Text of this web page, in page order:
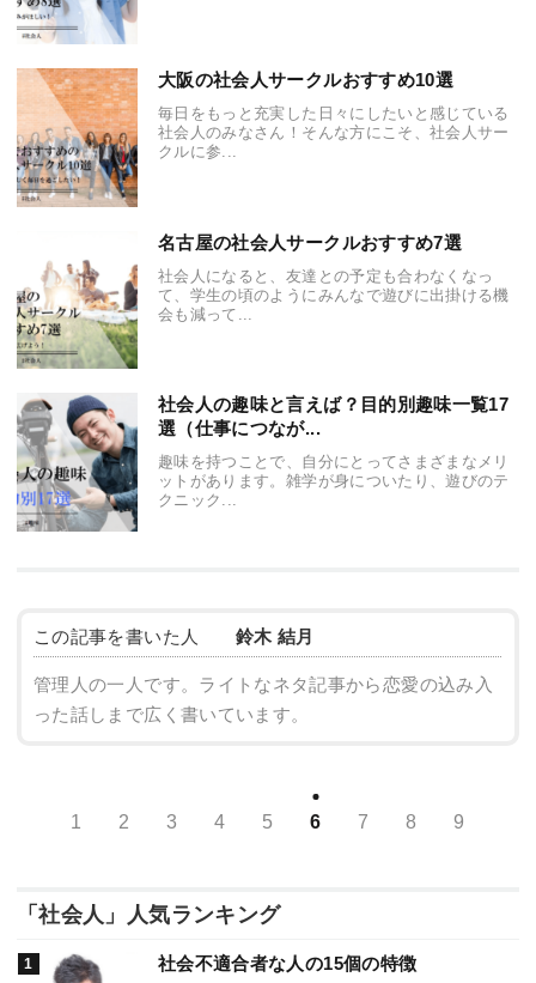
大阪の社会人サークルおすすめ10選
毎日をもっと充実した日々にしたいと感じている
社会人のみなさん！そんな方にこそ、社会人サー
クルに参...
名古屋の社会人サークルおすすめ7選
社会人になると、友達との予定も合わなくなっ
て、学生の頃のようにみんなで遊びに出掛ける機
会も減って...
社会人の趣味と言えば？目的別趣味一覧17
選（仕事につなが...
趣味を持つことで、自分にとってさまざまなメリ
ットがあります。雑学が身についたり、遊びのテ
クニック...
この記事を書いた人 鈴木 結月
管理人の一人です。ライトなネタ記事から恋愛の込み入
った話しまで広く書いています。
1 2 3 4 5 6 7 8 9
「社会人」人気ランキング
社会不適合者な人の15個の特徴